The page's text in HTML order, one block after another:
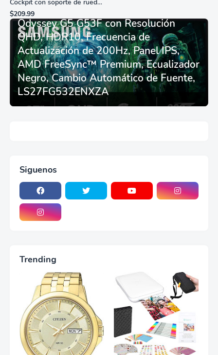
Cockpit con soporte de rueda
de carreras plegable y
asiento - Logitech
G29/920/923/27/25,
Thrustmaster
T248/X/T300RS/T150/458/TX
$209.99
Monitor Gamer SAMSUNG 27”
Odyssey G5 G53F con Resolución
QHD, HDR10, Frecuencia de
Actualización de 200Hz, Panel IPS,
AMD FreeSync™ Premium, Ecualizador
Negro, Cambio Automático de Fuente,
LS27FG532ENXZA
Siguenos
Trending